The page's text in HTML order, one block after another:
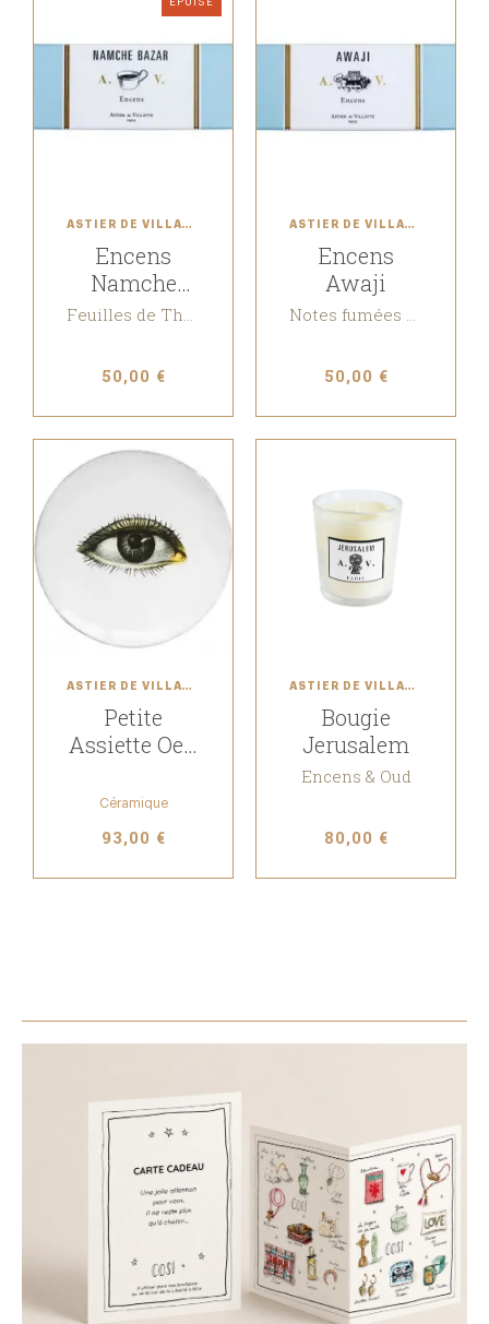
ÉPUISÉ
ASTIER DE VILLATTE
Encens
Namche
Bazar
Feuilles de Thé noir
50,00 €
ASTIER DE VILLATTE
Encens
Awaji
Notes fumées & Immortelle
50,00 €
ASTIER DE VILLATTE
Petite
Assiette Oeil
Céramique
93,00 €
ASTIER DE VILLATTE
Bougie
Jerusalem
Encens & Oud
80,00 €